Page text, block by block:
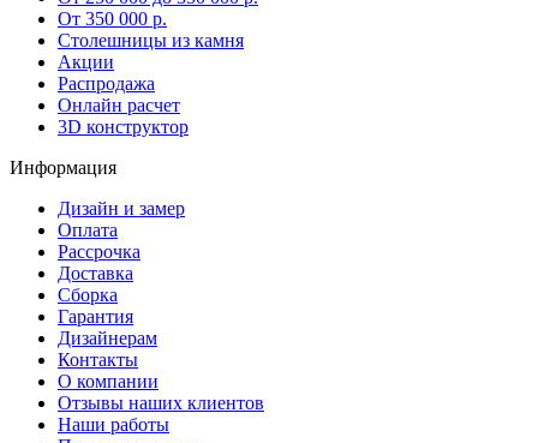
От 350 000 р.
Столешницы из камня
Акции
Распродажа
Онлайн расчет
3D конструктор
Информация
Дизайн и замер
Оплата
Рассрочка
Доставка
Сборка
Гарантия
Дизайнерам
Контакты
О компании
Отзывы наших клиентов
Наши работы